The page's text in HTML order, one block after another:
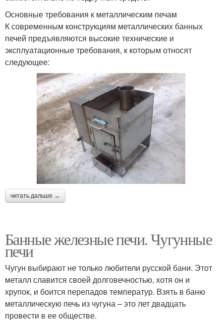
Основные требования к металлическим печам
К современным конструкциям металлических банных
печей предъявляются высокие технические и
эксплуатационные требования, к которым относят
следующее:
читать дальше →
Банные железные печи. Чугунные
печи
Чугун выбирают не только любители русской бани. Этот
металл славится своей долговечностью, хотя он и
хрупок, и боится перепадов температур. Взять в баню
металлическую печь из чугуна – это лет двадцать
провести в ее обществе.